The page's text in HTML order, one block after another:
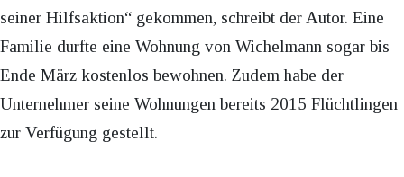
seiner Hilfsaktion“ gekommen, schreibt der Autor. Eine
Familie durfte eine Wohnung von Wichelmann sogar bis
Ende März kostenlos bewohnen. Zudem habe der
Unternehmer seine Wohnungen bereits 2015 Flüchtlingen
zur Verfügung gestellt.